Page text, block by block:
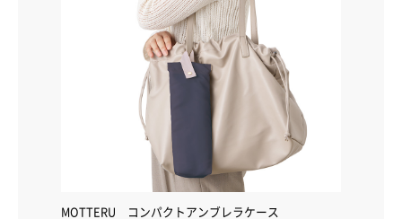
MOTTERU コンパクトアンブレラケース